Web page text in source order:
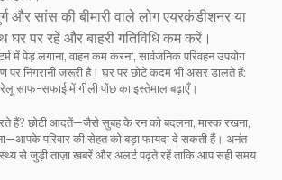
और सांस की बीमारी वाले लोग एयरकंडीशनर या
घर पर रहें और बाहरी गतिविधि कम करें।
में पेड़ लगाना, वाहन कम करना, सार्वजनिक परिवहन उपयोग
पर निगरानी जरूरी है। घर पर छोटे कदम भी असर डालते हैं:
साफ-सफाई में गीली पोंछ का इस्तेमाल बढ़ाएँ।
हैं? छोटी आदतें—जैसे सुबह के रन को बदलना, मास्क रखना,
परिवार की सेहत को बड़ा फायदा दे सकती हैं। अनंत
से जुड़ी ताज़ा खबरें और अलर्ट पढ़ते रहें ताकि आप सही समय